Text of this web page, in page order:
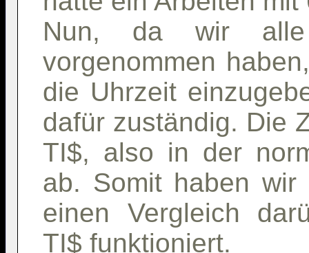
Nun, da wir alle
vorgenommen
die Uhrzeit
dafür zuständig. Die
TI$, also in der
ab. Somit haben
einen Vergleich
TI$ funktioniert.